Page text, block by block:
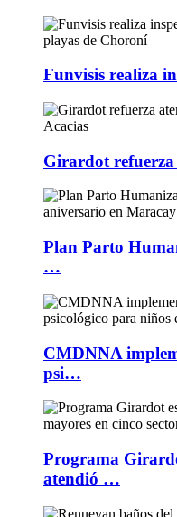
Funvisis realiza
Girardot refuerza
Plan Parto
…
CMDNNA
psi…
Programa
atendió …